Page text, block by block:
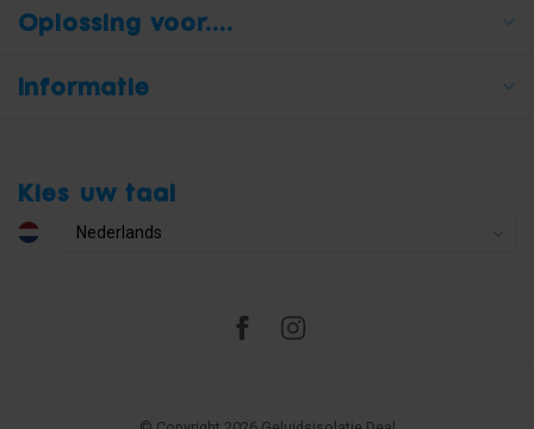
Oplossing voor....
Informatie
Kies uw taal